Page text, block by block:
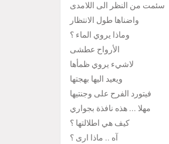
سئمت من النظر الى اللامدى
واضناها طول الانتظار
وماذا يروي الماء ؟
الأرواح عطشى
لاشيء يروي ظمأها
ويعيد اليها بهجتها
فيتورد الفرح على وجنتيها
مهلا ... هذه نافذة بجواري
كيف هي اطلالتها ؟
آه .. ماذا ارى ؟